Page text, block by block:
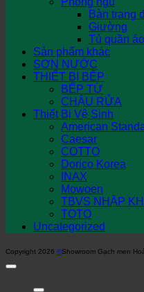
Bàn trang
Giường
Tủ quần áo
Sản phẩm khác
SƠN NƯỚC
THIẾT BỊ BẾP
BẾP TỪ
CHẬU RỬA
Thiết Bị Vệ Sinh
American
Caesar
COTTO
Dorico Korea
INAX
Mowoen
TBVS NHẬP
TOTO
Uncategorized
Copyright 2026 ©Showroom Gạch men